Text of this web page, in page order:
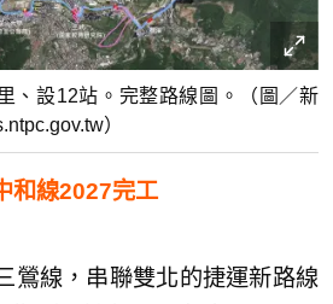
、設12站。完整路線圖。（圖／新
）
和線2027完工
鶯線，串聯雙北的捷運新路線